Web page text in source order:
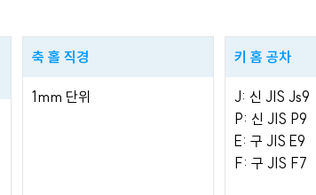
축 홀 직경
1mm 단위
키 홈 공차
J: 신 JIS Js9
P: 신 JIS P9
E: 구 JIS E9
F: 구 JIS F7